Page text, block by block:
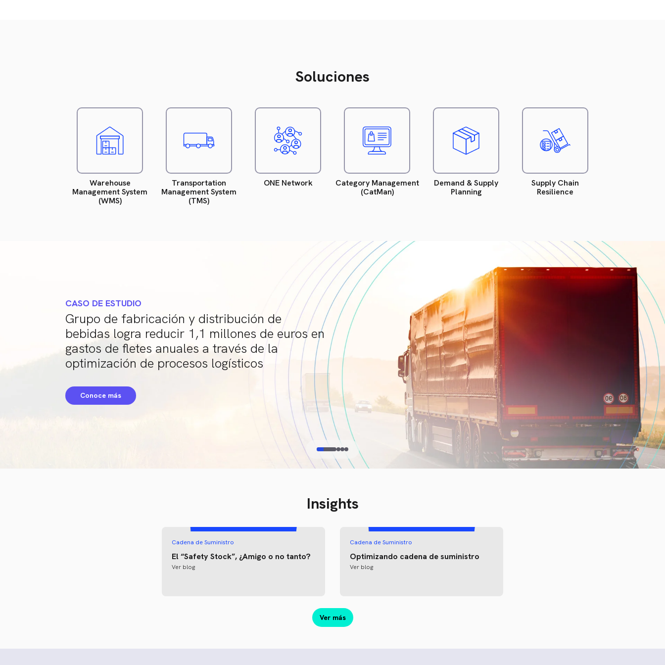
Soluciones
(Inglés)
Warehouse
Management System
(WMS)
(Inglés)
Transportation
Management System
(TMS)
(Inglés)
ONE Network
(Inglés)
Category Management
(CatMan)
(Inglés)
Demand & Supply
Planning
(Inglés)
Supply Chain
Resilience
CASO DE ESTUDIO
Grupo de fabricación y distribución de
bebidas logra reducir 1,1 millones de euros en
gastos de fletes anuales a través de la
optimización de procesos logísticos
Conoce más
Insights
Cadena de Suministro
El “Safety Stock”, ¿Amigo o no tanto?
Ver blog
Cadena de Suministro
Optimizando cadena de suministro
Ver blog
Ver más